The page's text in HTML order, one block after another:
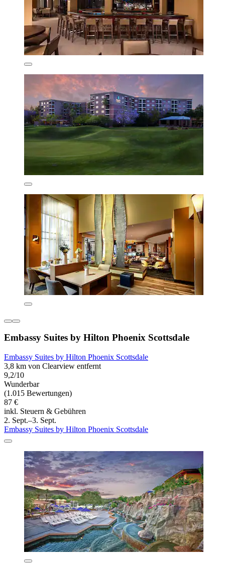
Embassy Suites by Hilton Phoenix Scottsdale
Embassy Suites by Hilton Phoenix Scottsdale
3,8 km von Clearview entfernt
9,2/10
Wunderbar
(1.015 Bewertungen)
87 €
inkl. Steuern & Gebühren
2. Sept.–3. Sept.
Embassy Suites by Hilton Phoenix Scottsdale